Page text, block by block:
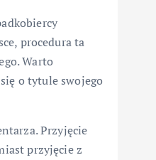
procedura ta
Warto
o tytule swojego
Przyjęcie
przyjęcie z